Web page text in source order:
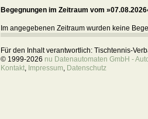
Begegnungen im Zeitraum vom
Im angegebenen Zeitraum wurden keine
Für den Inhalt verantwortlich: Tischtennis-
© 1999-2026 nu Datenautomaten GmbH -
Kontakt, Impressum, Datenschutz